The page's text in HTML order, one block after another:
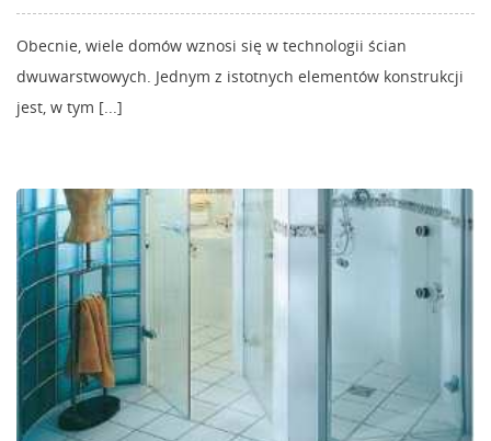
Obecnie, wiele domów wznosi się w technologii ścian
dwuwarstwowych. Jednym z istotnych elementów konstrukcji
jest, w tym [...]